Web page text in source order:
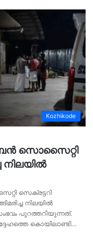
Kozhikode
സൊസൈറ്റി
നിലയിൽ
സെക്രട്ടറി
നിലയില്‍
പുറത്തറിയുന്നത്.
കൊയിലാണ്ടി…